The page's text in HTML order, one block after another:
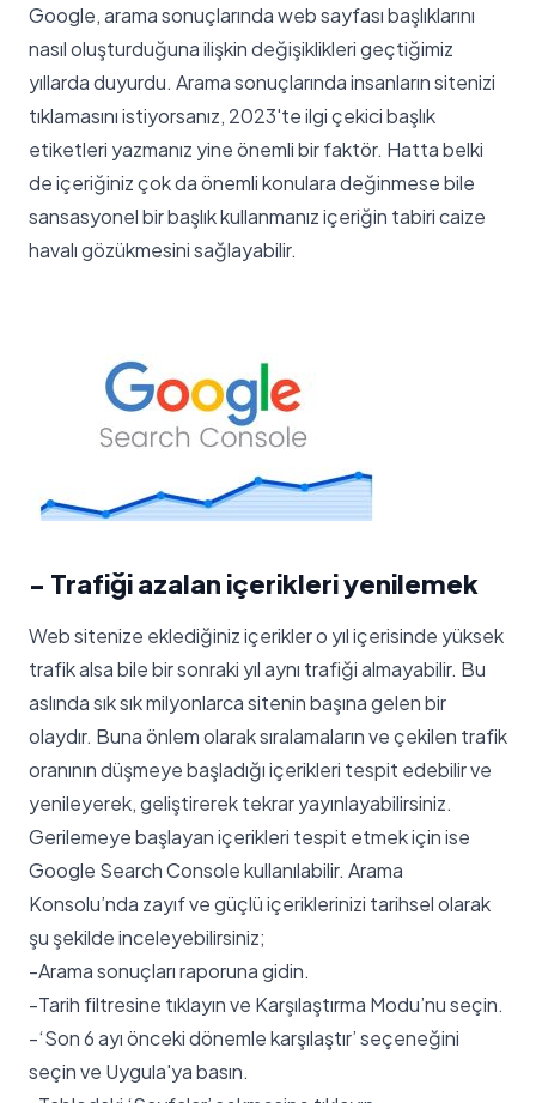
Google, arama sonuçlarında web sayfası başlıklarını
nasıl oluşturduğuna ilişkin değişiklikleri geçtiğimiz
yıllarda duyurdu. Arama sonuçlarında insanların sitenizi
tıklamasını istiyorsanız, 2023'te ilgi çekici başlık
etiketleri yazmanız yine önemli bir faktör. Hatta belki
de içeriğiniz çok da önemli konulara değinmese bile
sansasyonel bir başlık kullanmanız içeriğin tabiri caize
havalı gözükmesini sağlayabilir.
- Trafiği azalan içerikleri yenilemek
Web sitenize eklediğiniz içerikler o yıl içerisinde yüksek
trafik alsa bile bir sonraki yıl aynı trafiği almayabilir. Bu
aslında sık sık milyonlarca sitenin başına gelen bir
olaydır. Buna önlem olarak sıralamaların ve çekilen trafik
oranının düşmeye başladığı içerikleri tespit edebilir ve
yenileyerek, geliştirerek tekrar yayınlayabilirsiniz.
Gerilemeye başlayan içerikleri tespit etmek için ise
Google Search Console kullanılabilir. Arama
Konsolu’nda zayıf ve güçlü içeriklerinizi tarihsel olarak
şu şekilde inceleyebilirsiniz;
-Arama sonuçları raporuna gidin.
-Tarih filtresine tıklayın ve Karşılaştırma Modu’nu seçin.
-‘Son 6 ayı önceki dönemle karşılaştır’ seçeneğini
seçin ve Uygula'ya basın.